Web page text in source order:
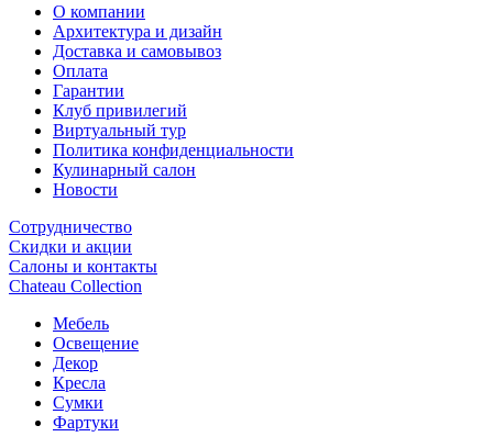
О компании
Архитектура и дизайн
Доставка и самовывоз
Оплата
Гарантии
Клуб привилегий
Виртуальный тур
Политика конфиденциальности
Кулинарный салон
Новости
Сотрудничество
Скидки и акции
Салоны и контакты
Chateau Collection
Мебель
Освещение
Декор
Кресла
Сумки
Фартуки